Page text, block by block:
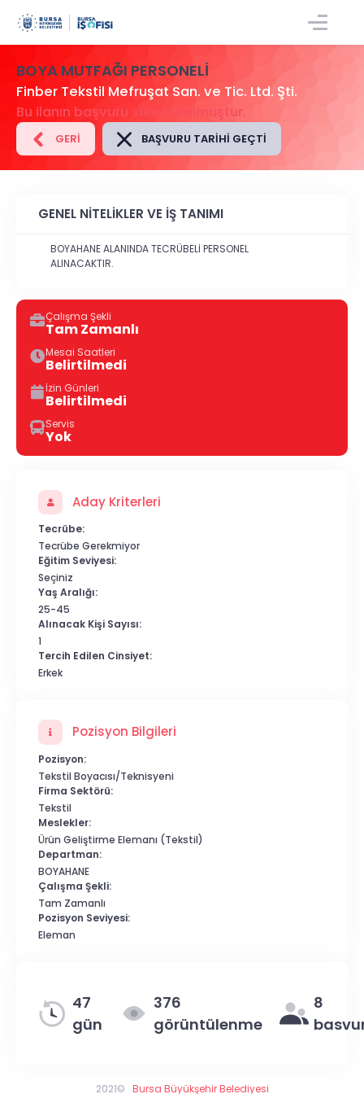
GIRIŞ/KAYIT
BOYA MUTFAĞI PERSONELI
Finber Tekstil Mefruşat San. ve Tic. Ltd. Şti.
Bu ilanın başvuru süresi dolmuştur.
GERI BAŞVURU TARIHI GEÇTI
GENEL NİTELİKLER VE İŞ TANIMI
BOYAHANE ALANINDA TECRÜBELİ PERSONEL
ALINACAKTIR.
Çalışma Şekli
Tam Zamanlı
Mesai Saatleri
Belirtilmedi
İzin Günleri
Belirtilmedi
Servis
Yok
Aday Kriterleri
Tecrübe:
Tecrübe Gerekmiyor
Eğitim Seviyesi:
Seçiniz
Yaş Aralığı:
25-45
Alınacak Kişi Sayısı:
1
Tercih Edilen Cinsiyet:
Erkek
Pozisyon Bilgileri
Pozisyon:
Tekstil Boyacısı/Teknisyeni
Firma Sektörü:
Tekstil
Meslekler:
Ürün Geliştirme Elemanı (Tekstil)
Departman:
BOYAHANE
Çalışma Şekli:
Tam Zamanlı
Pozisyon Seviyesi:
Eleman
47
gün
376
görüntülenme
8
2021© Bursa Büyükşehir Belediyesi